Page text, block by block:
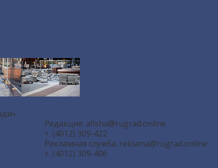
Редакция: afisha@rugrad.online
т. (4012) 309-422
Рекламная служба: reklama@rugrad.online
т. (4012) 309-406